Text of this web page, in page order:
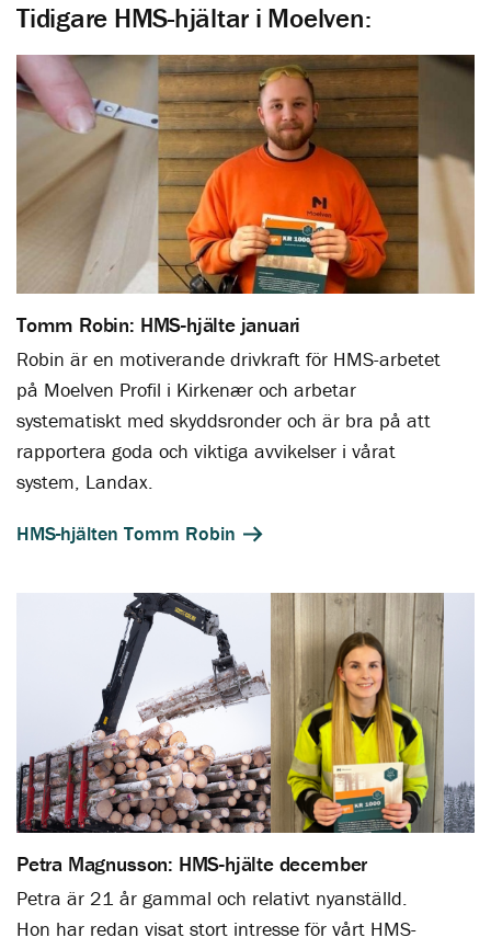
Tidigare HMS-hjältar i Moelven:
Tomm Robin: HMS-hjälte januari
Robin är en motiverande drivkraft för HMS-arbetet
på Moelven Profil i Kirkenær och arbetar
systematiskt med skyddsronder och är bra på att
rapportera goda och viktiga avvikelser i vårat
system, Landax.
HMS-hjälten Tomm Robin
Petra Magnusson: HMS-hjälte december
Petra är 21 år gammal och relativt nyanställd.
Hon har redan visat stort intresse för vårt HMS-